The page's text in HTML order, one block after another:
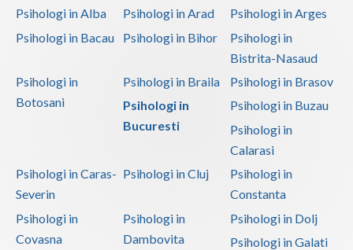
Psihologi in Alba Psihologi in Arad
Psihologi in Arges
Psihologi in Bacau
Psihologi in Bihor
Psihologi in
Bistrita-Nasaud
Psihologi in
Botosani
Psihologi in Braila
Psihologi in Brasov
Psihologi in
Bucuresti
Psihologi in Buzau
Psihologi in
Calarasi
Psihologi in Caras-
Severin
Psihologi in Cluj
Psihologi in
Constanta
Psihologi in
Covasna
Psihologi in
Dambovita
Psihologi in Dolj
Psihologi in Galati